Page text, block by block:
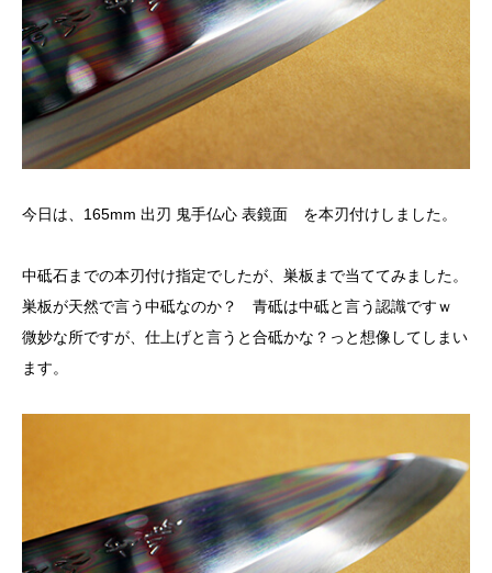
今日は、165mm 出刃 鬼手仏心 表鏡面 を本刃付けしました。
中砥石までの本刃付け指定でしたが、巣板まで当ててみました。
巣板が天然で言う中砥なのか？ 青砥は中砥と言う認識ですｗ
微妙な所ですが、仕上げと言うと合砥かな？っと想像してしまい
ます。